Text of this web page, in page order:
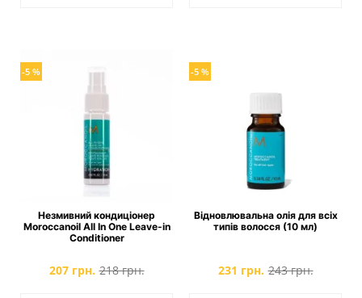
-5 %
Незмивний кондиціонер
Moroccanoil All In One Leave-in
Conditioner
207 грн. 218 грн.
-5 %
Відновлювальна олія для всіх
типів волосся (10 мл)
231 грн. 243 грн.